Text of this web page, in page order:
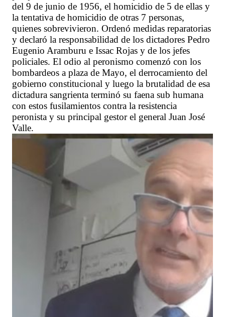
del 9 de junio de 1956, el homicidio de 5 de ellas y
la tentativa de homicidio de otras 7 personas,
quienes sobrevivieron. Ordenó medidas reparatorias
y declaró la responsabilidad de los dictadores Pedro
Eugenio Aramburu e Issac Rojas y de los jefes
policiales. El odio al peronismo comenzó con los
bombardeos a plaza de Mayo, el derrocamiento del
gobierno constitucional y luego la brutalidad de esa
dictadura sangrienta terminó su faena sub humana
con estos fusilamientos contra la resistencia
peronista y su principal gestor el general Juan José
Valle.